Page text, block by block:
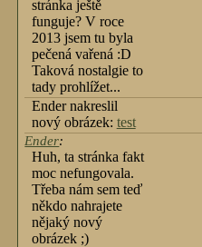
stránka ještě
funguje? V roce
2013 jsem tu byla
pečená vařená :D
Taková nostalgie to
tady prohlížet...
Ender nakreslil
nový obrázek: test
Ender:
Huh, ta stránka fakt
moc nefungovala.
Třeba nám sem teď
někdo nahrajete
nějaký nový
obrázek ;)